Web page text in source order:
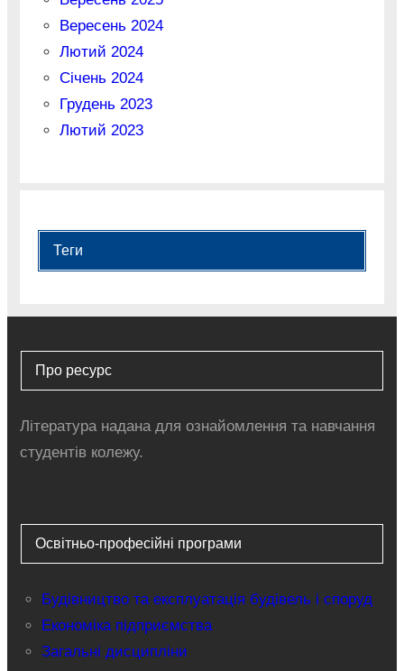
Вересень 2024
Лютий 2024
Січень 2024
Грудень 2023
Лютий 2023
Теги
Про ресурс
Література надана для ознайомлення та навчання
студентів колежу.
Освітньо-професійні програми
Будівництво та експлуатація будівель і споруд
Економіка підприємства
Загальні дисципліни